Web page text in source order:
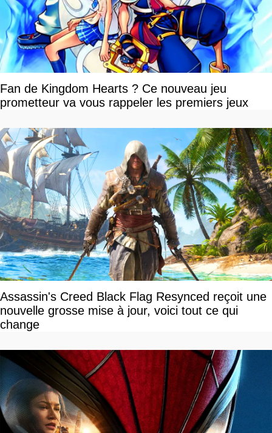
Fan de Kingdom Hearts ? Ce nouveau jeu
prometteur va vous rappeler les premiers jeux
Assassin's Creed Black Flag Resynced reçoit une
nouvelle grosse mise à jour, voici tout ce qui
change